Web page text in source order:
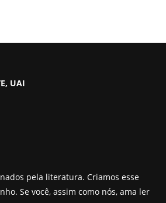
UAI
pela literatura. Criamos esse
Se você, assim como nós, ama ler